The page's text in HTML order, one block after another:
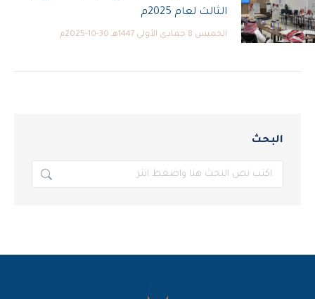
الثالث لعام 2025م
الخميس 8 جمادى الأولى 1447هـ 30-10-2025م
البحث
بحث: